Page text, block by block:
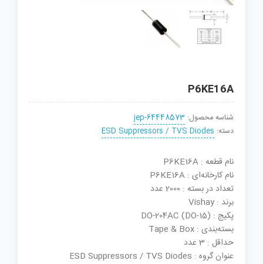
P6KE16A
شناسه محصول: jep-64448573
دسته: ESD Suppressors / TVS Diodes
نام قطعه : P6KE16A
نام کارخانه‌ای : P6KE16A
تعداد در بسته : 2000 عدد
برند : Vishay
پکیج : DO-204AC (DO-15)
بسته‌بندی : Tape & Box
حداقل : 3 عدد
عنوان گروه : ESD Suppressors / TVS Diodes